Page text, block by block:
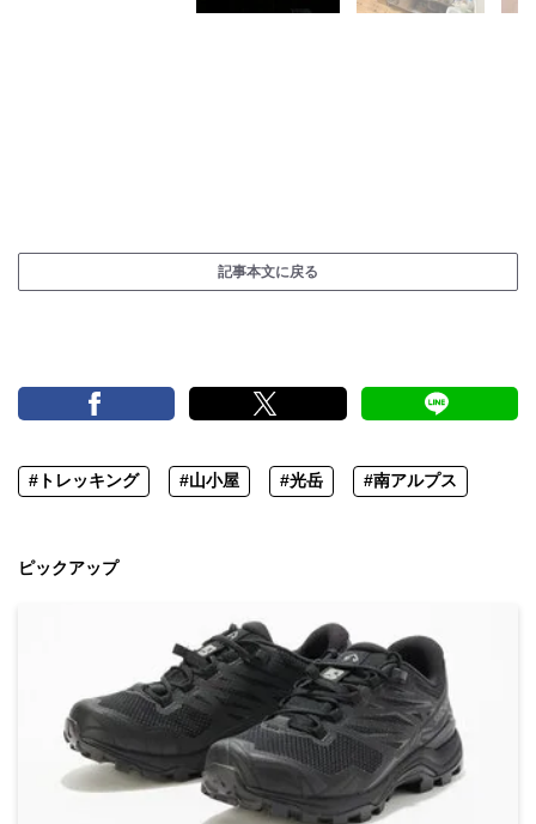
記事本文に戻る
#トレッキング #山小屋 #光岳 #南アルプス
ピックアップ